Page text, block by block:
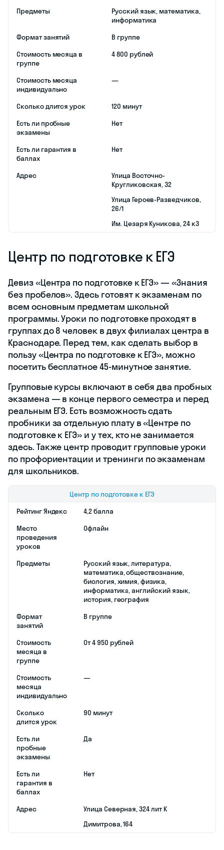
Предметы
Русский язык, математика,
информатика
Формат занятий
В группе
Стоимость месяца в
группе
4 800 рублей
Стоимость месяца
индивидуально
—
Сколько длится урок
120 минут
Есть ли пробные
экзамены
Нет
Есть ли гарантия в
баллах
Нет
Адрес
​Улица Восточно-
Кругликовская, 32
​Улица Героев-Разведчиков,
26/1
​Им. Цезаря Куникова, 24 к3
Центр по подготовке к ЕГЭ
Девиз «Центра по подготовке к ЕГЭ» — «Знания
без пробелов». Здесь готовят к экзаменам по
всем основным предметам школьной
программы. Уроки по подготовке проходят в
группах до 8 человек в двух филиалах центра в
Краснодаре. Перед тем, как сделать выбор в
пользу «Центра по подготовке к ЕГЭ», можно
посетить бесплатное45-минутноезанятие.
Групповые курсы включают в себя два пробных
экзамена — в конце первого семестра и перед
реальным ЕГЭ. Есть возможность сдать
пробники за отдельную плату в «Центре по
подготовке к ЕГЭ» и у тех, кто не занимается
здесь. Также центр проводит групповые уроки
по профориентации и тренинги по экзаменам
для школьников.
Центр по подготовке к ЕГЭ
Рейтинг Яндекс
4,2 балла
Место
проведения
уроков
Офлайн
Предметы
Русский язык, литература,
математика, обществознание,
биология, химия, физика,
информатика, английский язык,
история, география
Формат
занятий
В группе
Стоимость
месяца в
группе
От 4 950 рублей
Стоимость
месяца
индивидуально
—
Сколько
длится урок
90 минут
Есть ли
пробные
экзамены
Да
Есть ли
гарантия в
баллах
Нет
Адрес
​Улица Северная, 324 лит К
​Димитрова, 164